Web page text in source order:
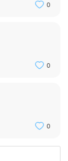
0
0
0